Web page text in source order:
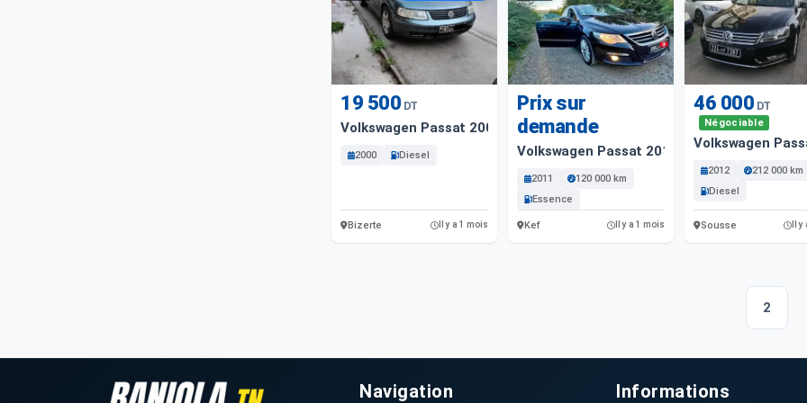
19 500 DT
Volkswagen Passat 2000
2000 Diesel
Bizerte Il y a 1 mois
Prix sur
demande
Volkswagen Passat 2012 12000 Km
2011
120 000 km
Essence
Kef Il y a 1 mois
46 000 DT
Négociable
Volkswagen
2012
212 000 km
Diesel
Sousse Il
2
Navigation Informations